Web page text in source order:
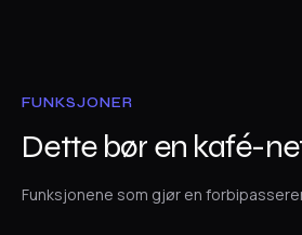
FUNKSJONER
Dette bør en kafé-
Funksjonene som gjør en